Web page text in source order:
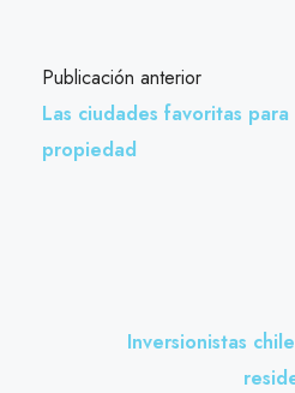
Publicación anterior
Las ciudades favoritas para
propiedad
Inversionistas